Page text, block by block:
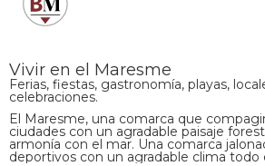
Vivir en el Maresme
Ferias, fiestas, gastronomía, playas,
celebraciones.
El Maresme, una comarca que
ciudades con un agradable paisaje
armonía con el mar. Una comarca
deportivos con un agradable clima todo